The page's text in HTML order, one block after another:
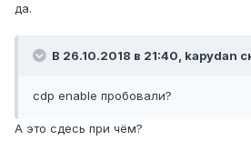
да.
В 26.10.2018 в 21:40, kapydan
cdp enable пробовали?
А это сдесь при чём?